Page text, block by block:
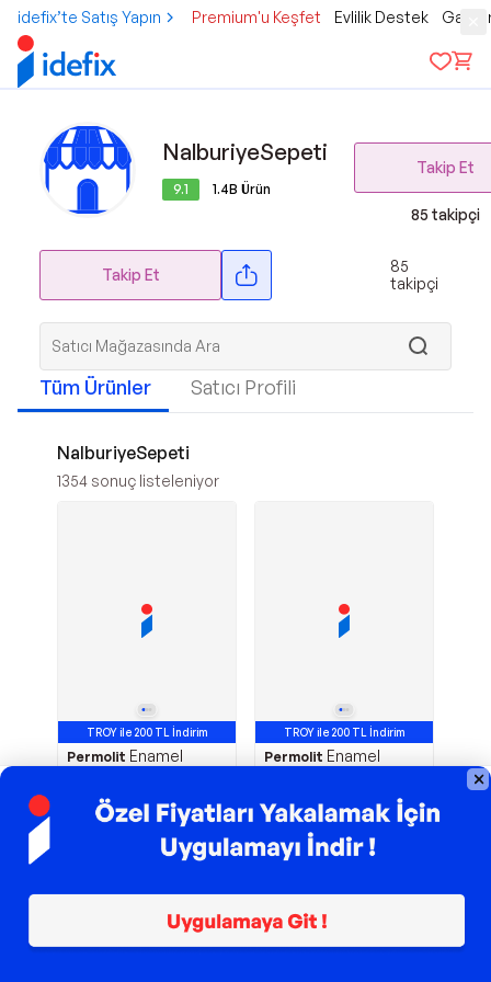
idefix’te Satış Yapın Premium'u Keşfet Evlilik Destek
NalburiyeSepeti
9.1 1.4B Ürün
Takip Et
85 takipçi
Takip Et
85
takipçi
Tüm Ürünler Satıcı Profili
NalburiyeSepeti
1354 sonuç listeleniyor
TROY ile 200 TL İndirim
Permolit Enamel
299,04TL
TROY ile 200 TL İndirim
Permolit Enamel
TL
Sepette426,31 TL